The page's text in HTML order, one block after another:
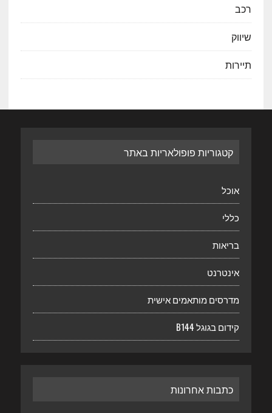
רכב
שיווק
תיירות
קטגוריות פופולאריות באתר
אוכל
כללי
בריאות
אינטרנט
מדרסים מותאמים אישית
קידום בגוגל B144
כתבות אחרונות